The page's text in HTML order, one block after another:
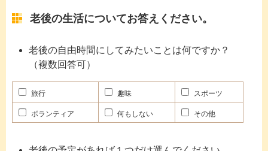
老後の生活についてお答えください。
老後の自由時間にしてみたいことは何ですか？
（複数回答可）
旅行 趣味 スポーツ
ボランティア 何もしない その他